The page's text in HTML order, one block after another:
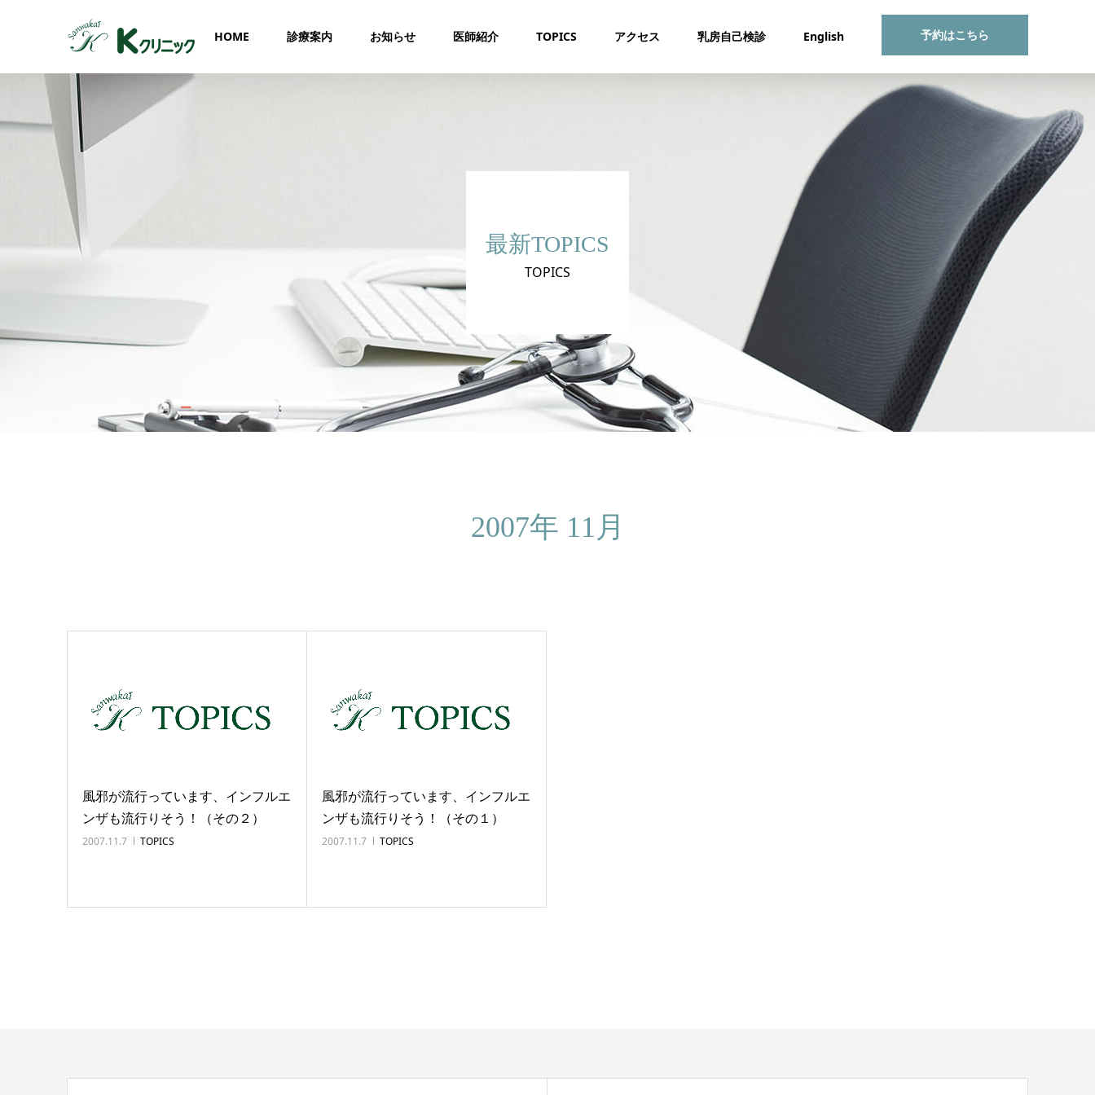
予約はこちら
HOME 診療案内 お知らせ 医師紹介 TOPICS アクセス 乳房自己検診 English
最新TOPICS
TOPICS
2007年 11月
風邪が流行っています、インフルエ
ンザも流行りそう！（その２）
2007.11.7 TOPICS
風邪が流行っています、インフルエ
ンザも流行りそう！（その１）
2007.11.7 TOPICS